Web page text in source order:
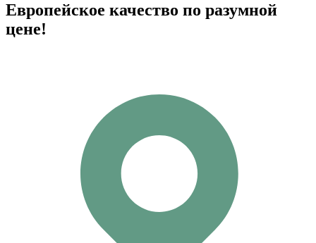
Европейское качество по разумной
цене!